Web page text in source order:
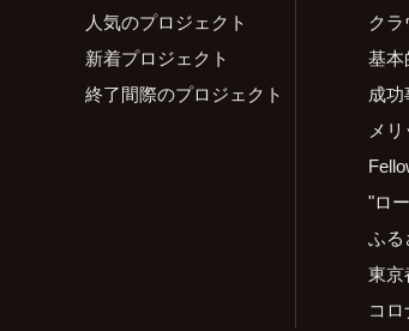
人気のプロジェクト
新着プロジェクト
終了間際のプロジェクト
ク
基本
成
メリ
"ロ
ふる
東
コ